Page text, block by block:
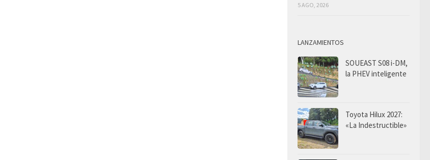
5 AGO, 2026
LANZAMIENTOS
SOUEAST S08 i-DM,
la PHEV inteligente
Toyota Hilux 2027:
«La Indestructible»